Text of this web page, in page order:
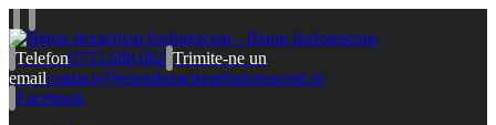
Telefon0753.688.062 Trimite-ne un
emailcontact@betondezactivatfosforescent.ro
Facebook